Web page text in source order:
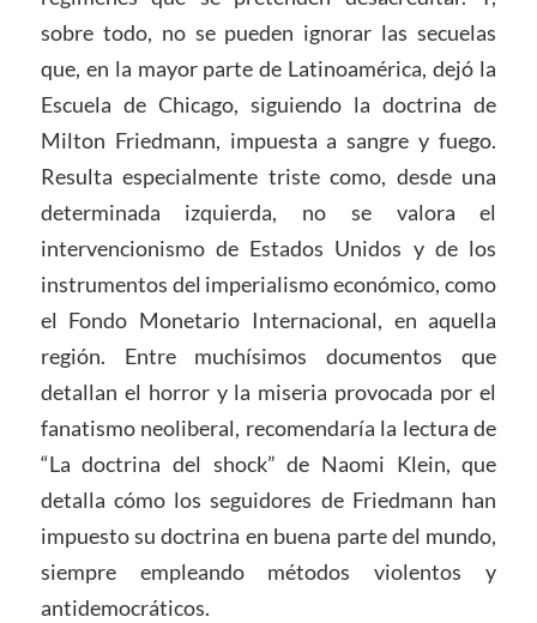
sobre todo, no se pueden ignorar las secuelas
que, en la mayor parte de Latinoamérica, dejó la
Escuela de Chicago, siguiendo la doctrina de
Milton Friedmann, impuesta a sangre y fuego.
Resulta especialmente triste como, desde una
determinada izquierda, no se valora el
intervencionismo de Estados Unidos y de los
instrumentos del imperialismo económico, como
el Fondo Monetario Internacional, en aquella
región. Entre muchísimos documentos que
detallan el horror y la miseria provocada por el
fanatismo neoliberal, recomendaría la lectura de
“La doctrina del shock” de Naomi Klein, que
detalla cómo los seguidores de Friedmann han
impuesto su doctrina en buena parte del mundo,
siempre empleando métodos violentos y
antidemocráticos.